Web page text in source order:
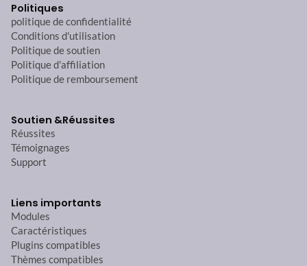
Politiques
politique de confidentialité
Conditions d'utilisation
Politique de soutien
Politique d'affiliation
Politique de remboursement
Soutien &Réussites
Réussites
Témoignages
Support
Liens importants
Modules
Caractéristiques
Plugins compatibles
Thèmes compatibles